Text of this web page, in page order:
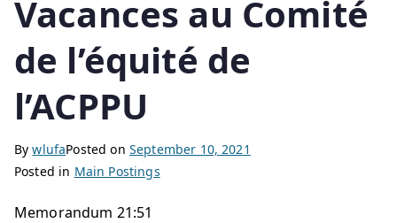
Vacances au Comité
de l’équité de
l’ACPPU
BywlufaPosted on September 10, 2021
Posted in Main Postings
Memorandum 21:51